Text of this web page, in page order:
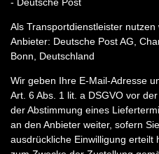
Als Transportdienstleister
Anbieter: Deutsche Post AG,
Bonn, Deutschland
Wir geben Ihre E-Mail-Adresse
Art. 6 Abs. 1 lit. a DSGVO vor
der Abstimmung eines
an den Anbieter weiter, sofern
ausdrückliche Einwilligung erteilt